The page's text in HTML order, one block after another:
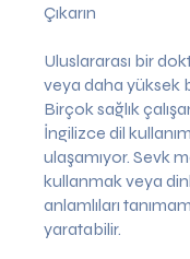
Çıkarın
Uluslararası bir
veya daha yüksek
Birçok sağlık
İngilizce dil
ulaşamıyor. Sevk
kullanmak veya
anlamlıları
yaratabilir.